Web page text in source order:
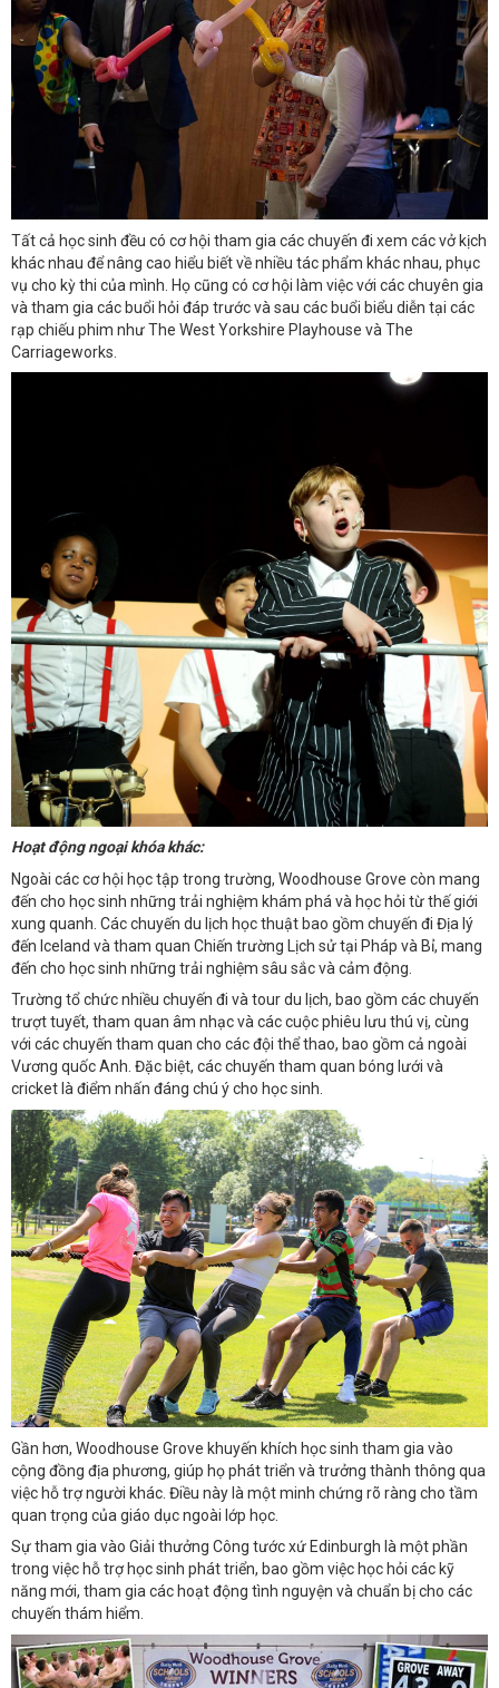
Tất cả học sinh đều có cơ hội tham gia các chuyến đi xem các vở kịch
khác nhau để nâng cao hiểu biết về nhiều tác phẩm khác nhau, phục
vụ cho kỳ thi của mình. Họ cũng có cơ hội làm việc với các chuyên gia
và tham gia các buổi hỏi đáp trước và sau các buổi biểu diễn tại các
rạp chiếu phim như The West Yorkshire Playhouse và The
Carriageworks.
Hoạt động ngoại khóa khác:
Ngoài các cơ hội học tập trong trường, Woodhouse Grove còn mang
đến cho học sinh những trải nghiệm khám phá và học hỏi từ thế giới
xung quanh. Các chuyến du lịch học thuật bao gồm chuyến đi Địa lý
đến Iceland và tham quan Chiến trường Lịch sử tại Pháp và Bỉ, mang
đến cho học sinh những trải nghiệm sâu sắc và cảm động.
Trường tổ chức nhiều chuyến đi và tour du lịch, bao gồm các chuyến
trượt tuyết, tham quan âm nhạc và các cuộc phiêu lưu thú vị, cùng
với các chuyến tham quan cho các đội thể thao, bao gồm cả ngoài
Vương quốc Anh. Đặc biệt, các chuyến tham quan bóng lưới và
cricket là điểm nhấn đáng chú ý cho học sinh.
Gần hơn, Woodhouse Grove khuyến khích học sinh tham gia vào
cộng đồng địa phương, giúp họ phát triển và trưởng thành thông qua
việc hỗ trợ người khác. Điều này là một minh chứng rõ ràng cho tầm
quan trọng của giáo dục ngoài lớp học.
Sự tham gia vào Giải thưởng Công tước xứ Edinburgh là một phần
trong việc hỗ trợ học sinh phát triển, bao gồm việc học hỏi các kỹ
năng mới, tham gia các hoạt động tình nguyện và chuẩn bị cho các
chuyến thám hiểm.